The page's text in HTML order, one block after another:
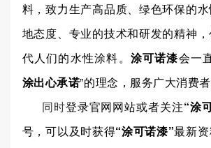
料，致力生产高品质、绿色环保的
地态度、专业的技术和研发的精神
代人们的水性涂料。 涂可诺漆会一
涂出心承诺”的理念，服务广大消费者
同时登录官网网站或者关注“涂
号，可以及时获得“涂可诺漆”最新